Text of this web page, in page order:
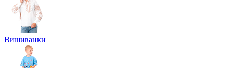
Вишиванки